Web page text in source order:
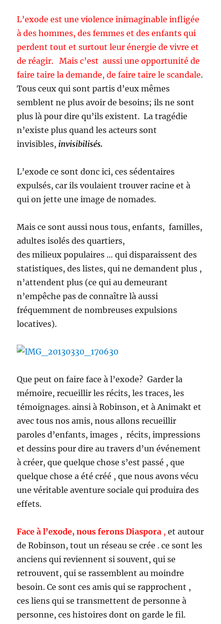
L’exode est une violence inimaginable infligée
à des hommes, des femmes et des enfants qui
perdent tout et surtout leur énergie de vivre et
de réagir. Mais c’est aussi une opportunité de
faire taire la demande, de faire taire le scandale.
Tous ceux qui sont partis d’eux mêmes
semblent ne plus avoir de besoins; ils ne sont
plus là pour dire qu’ils existent. La tragédie
n’existe plus quand les acteurs sont
invisibles, invisibilisés.
L’exode ce sont donc ici, ces sédentaires
expulsés, car ils voulaient trouver racine et à
qui on jette une image de nomades.
Mais ce sont aussi nous tous, enfants, familles,
adultes isolés des quartiers,
des milieux populaires … qui disparaissent des
statistiques, des listes, qui ne demandent plus ,
n’attendent plus (ce qui au demeurant
n’empêche pas de connaître là aussi
fréquemment de nombreuses expulsions
locatives).
Que peut on faire face à l’exode? Garder la
mémoire, recueillir les récits, les traces, les
témoignages. ainsi à Robinson, et à Animakt et
avec tous nos amis, nous allons recueillir
paroles d’enfants, images , récits, impressions
et dessins pour dire au travers d’un événement
à créer, que quelque chose s’est passé , que
quelque chose a été créé , que nous avons vécu
une véritable aventure sociale qui produira des
effets.
Face à l’exode, nous ferons Diaspora , et autour
de Robinson, tout un réseau se crée . ce sont les
anciens qui reviennent si souvent, qui se
retrouvent, qui se rassemblent au moindre
besoin. Ce sont ces amis qui se rapprochent ,
ces liens qui se transmettent de personne à
personne, ces histoires dont on garde le fil.